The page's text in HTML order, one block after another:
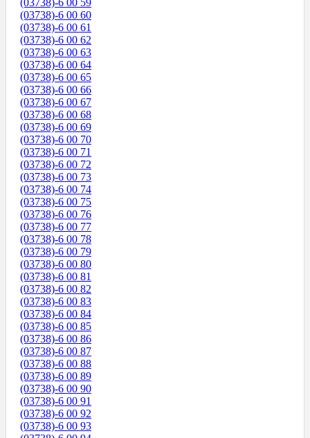
(03738)-6 00 59
(03738)-6 00 60
(03738)-6 00 61
(03738)-6 00 62
(03738)-6 00 63
(03738)-6 00 64
(03738)-6 00 65
(03738)-6 00 66
(03738)-6 00 67
(03738)-6 00 68
(03738)-6 00 69
(03738)-6 00 70
(03738)-6 00 71
(03738)-6 00 72
(03738)-6 00 73
(03738)-6 00 74
(03738)-6 00 75
(03738)-6 00 76
(03738)-6 00 77
(03738)-6 00 78
(03738)-6 00 79
(03738)-6 00 80
(03738)-6 00 81
(03738)-6 00 82
(03738)-6 00 83
(03738)-6 00 84
(03738)-6 00 85
(03738)-6 00 86
(03738)-6 00 87
(03738)-6 00 88
(03738)-6 00 89
(03738)-6 00 90
(03738)-6 00 91
(03738)-6 00 92
(03738)-6 00 93